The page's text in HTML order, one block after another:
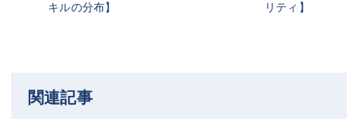
キルの分布】
リティ】
関連記事